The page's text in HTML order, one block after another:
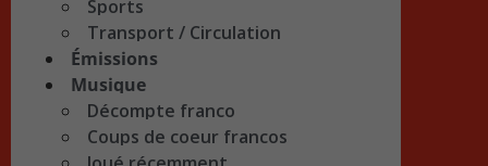
Sports
Transport / Circulation
Émissions
Musique
Décompte franco
Coups de coeur francos